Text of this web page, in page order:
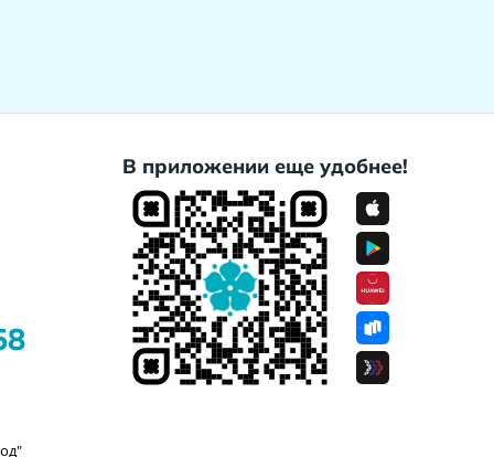
В приложении еще удобнее!